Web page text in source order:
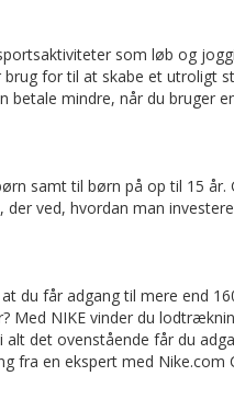
som løb og
for til at skabe et utroligt
mindre, når du bruger
samt til børn på op til 15 år.
ved, hvordan man
du får adgang til mere end
Med NIKE vinder du
det ovenstående får du
fra en ekspert med Nike.com